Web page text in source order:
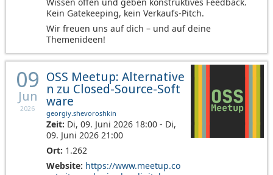
Kein Gatekeeping, kein Verkaufs-Pitch.
Wir freuen uns auf dich – und auf deine
Themenideen!
09
Jun
2026
OSS Meetup: Alternative
n zu Closed-Source-Soft
ware
georgiy.shevoroshkin
Zeit: Di, 09. Juni 2026 18:00 - Di,
09. Juni 2026 21:00
Ort: 1.262
Website: https://www.meetup.co